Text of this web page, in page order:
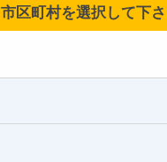
市区町村を選択して下